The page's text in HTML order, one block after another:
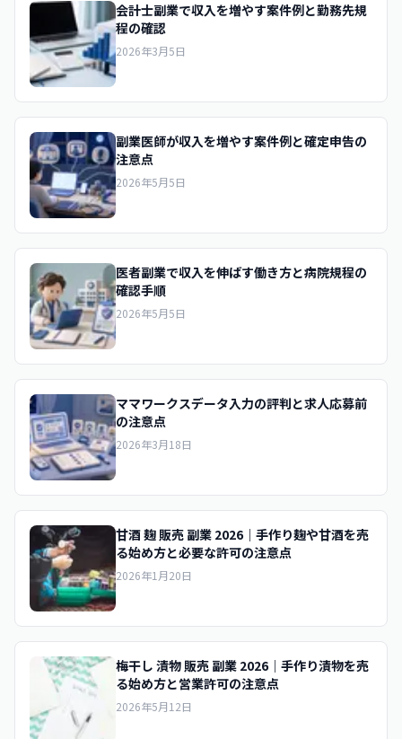
会計士副業で収入を増やす案件例と勤務先規
程の確認
2026年3月5日
副業医師が収入を増やす案件例と確定申告の
注意点
2026年5月5日
医者副業で収入を伸ばす働き方と病院規程の
確認手順
2026年5月5日
ママワークスデータ入力の評判と求人応募前
の注意点
2026年3月18日
甘酒 麹 販売 副業 2026｜手作り麹や甘酒を売
る始め方と必要な許可の注意点
2026年1月20日
梅干し 漬物 販売 副業 2026｜手作り漬物を売
る始め方と営業許可の注意点
2026年5月12日